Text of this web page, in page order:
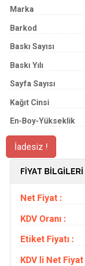
Marka
Barkod
Baskı Sayısı
Baskı Yılı
Sayfa Sayısı
Kağıt Cinsi
En-Boy-Yükseklik
İadesiz !
FİYAT BİLGİLERİ
Net Fiyat :
KDV Oranı :
Etiket Fiyatı :
KDV li Net Fiyat